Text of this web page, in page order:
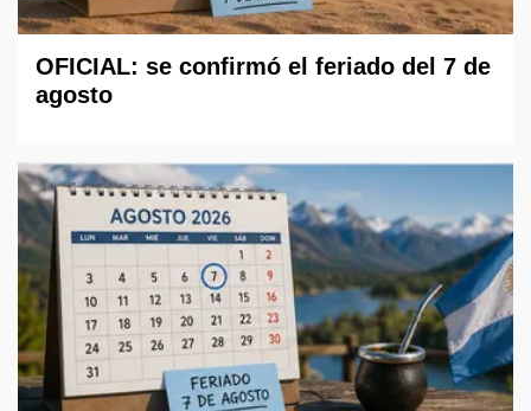
OFICIAL: se confirmó el feriado del 7 de
agosto